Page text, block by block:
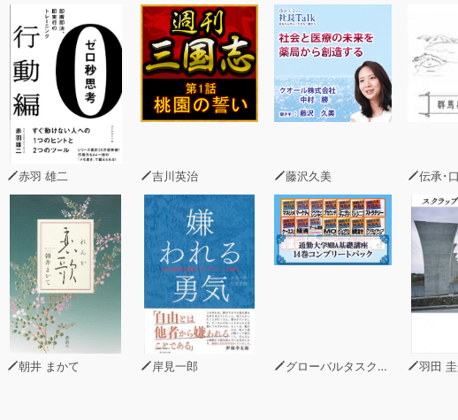
赤羽 雄二 吉川英治 藤沢久美 伝承･
朝井 まかて 岸見一郎 グローバルタスクフォース(著) 羽田